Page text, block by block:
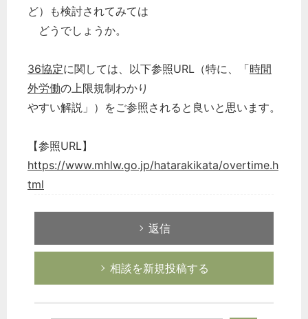
ど）も検討されてみては
どうでしょうか。
36協定に関しては、以下参照URL（特に、「時間
外労働の上限規制わかり
やすい解説」）をご参照されると良いと思います。
【参照URL】
https://www.mhlw.go.jp/hatarakikata/overtime.h
tml
返信
相談を新規投稿する